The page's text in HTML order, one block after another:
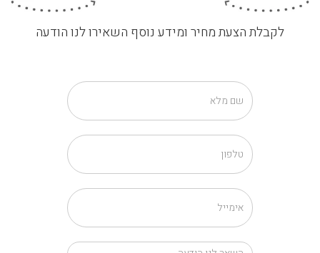
לקבלת הצעת מחיר ומידע נוסף השאירו לנו הודעה